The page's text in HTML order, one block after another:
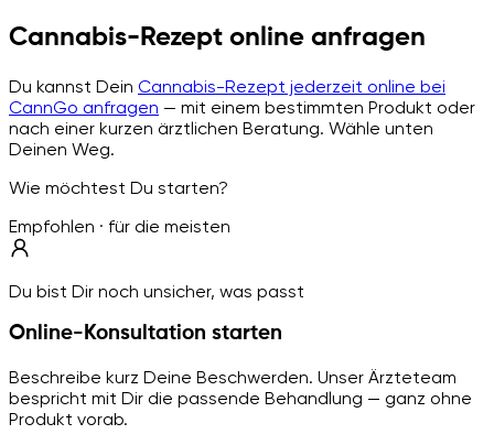
Cannabis-Rezept online anfragen
Du kannst Dein Cannabis-Rezept jederzeit online bei
CannGo anfragen — mit einem bestimmten Produkt oder
nach einer kurzen ärztlichen Beratung. Wähle unten
Deinen Weg.
Wie möchtest Du starten?
Empfohlen · für die meisten
Du bist Dir noch unsicher, was passt
Online-Konsultation starten
Beschreibe kurz Deine Beschwerden. Unser Ärzteteam
bespricht mit Dir die passende Behandlung — ganz ohne
Produkt vorab.